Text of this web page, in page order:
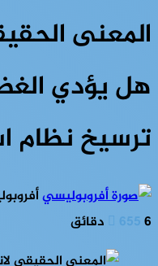
المعنى
هل يؤدي
ترسيخ نظام
6556 دقائق